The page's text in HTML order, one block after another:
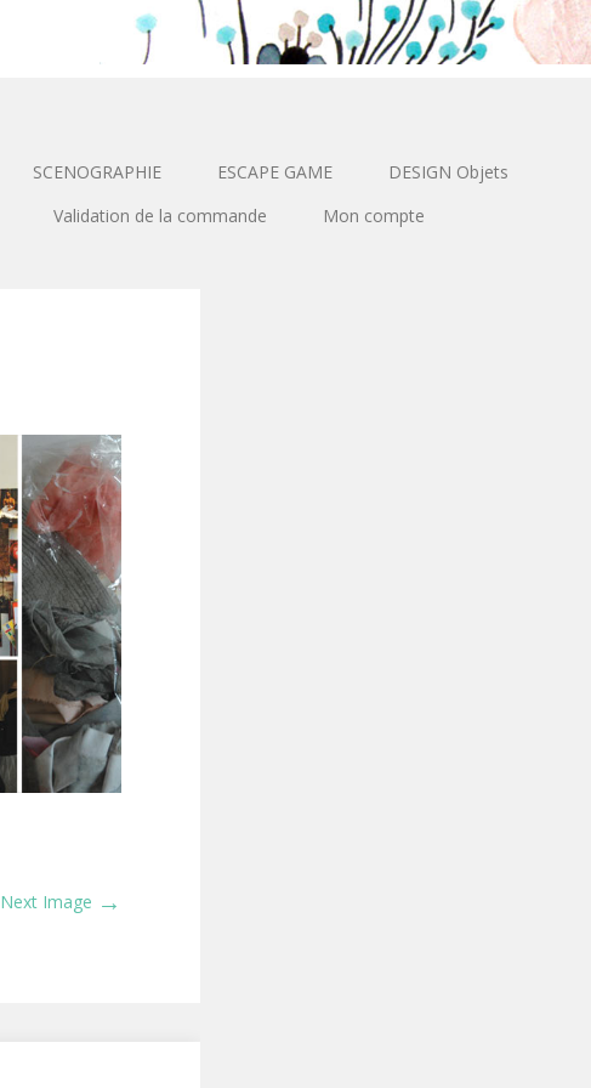
SCENOGRAPHIE ESCAPE GAME
DESIGN Objets
Validation de la commande Mon compte
Next Image →